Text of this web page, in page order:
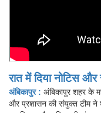
रात में दिया नोटिस
अंबिकापुर : अंबिकापुर शहर के
और प्रशासन की संयुक्त टीम ने